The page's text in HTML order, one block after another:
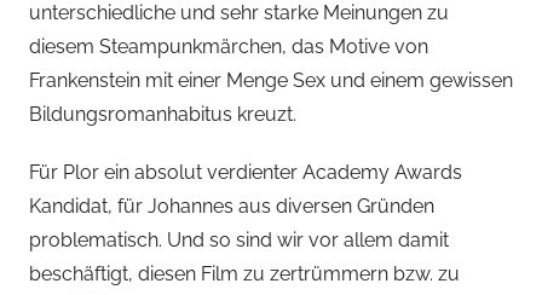
unterschiedliche und sehr starke Meinungen zu
diesem Steampunkmärchen, das Motive von
Frankenstein mit einer Menge Sex und einem gewissen
Bildungsromanhabitus kreuzt.
Für Plor ein absolut verdienter Academy Awards
Kandidat, für Johannes aus diversen Gründen
problematisch. Und so sind wir vor allem damit
beschäftigt, diesen Film zu zertrümmern bzw. zu